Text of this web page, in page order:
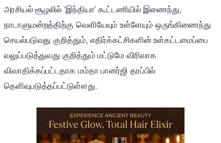
அரசியல் சூழலில் ‘இந்தியா’ கூட்டணியில் இணைந்து,
நாடாளுமன்றத்திற்கு வெளியேயும் உள்ளேயும் ஒருங்கிணைந்து
செயல்படுவது குறித்தும், எதிர்க்கட்சிகளின் உள்கட்டமைப்பை
வலுப்படுத்துவது குறித்தும் மட்டுமே விரிவாக
விவாதிக்கப்பட்டதாக மம்தா பானர்ஜி தரப்பில்
தெளிவுபடுத்தப்பட்டுள்ளது.